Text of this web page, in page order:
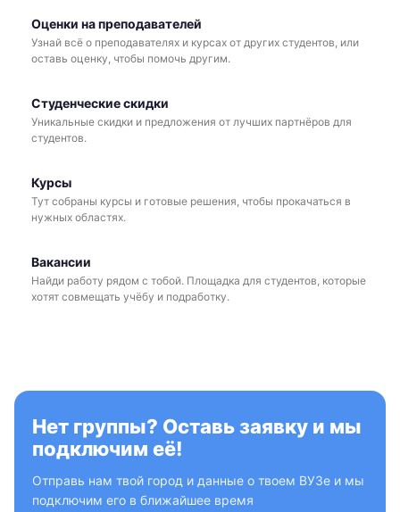
Оценки на преподавателей
Узнай всё о преподавателях и курсах от других студентов, или
оставь оценку, чтобы помочь другим.
Студенческие скидки
Уникальные скидки и предложения от лучших партнёров для
студентов.
Курсы
Тут собраны курсы и готовые решения, чтобы прокачаться в
нужных областях.
Вакансии
Найди работу рядом с тобой. Площадка для студентов, которые
хотят совмещать учёбу и подработку.
Нет группы? Оставь заявку и мы
подключим её!
Отправь нам твой город и данные о твоем ВУЗе и мы
подключим его в ближайшее время